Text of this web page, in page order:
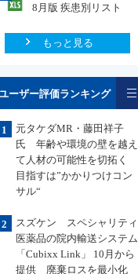
8月版 疾患別リスト
もっと見る
ーザー評価ランキング
1
元タケダMR・藤田祥子
氏 年齢や環境の壁を越え
て人材の可能性を切拓く
目指すは”かかりつけコン
サル“
2
スズケン スペシャリティ
医薬品の院内輸送システム
「Cubixx Link」 10月から
提供 廃棄ロスを最小化